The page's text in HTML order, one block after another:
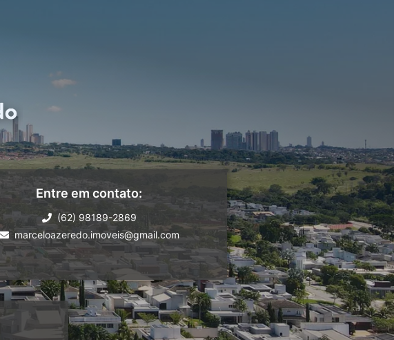
Entre em contato:
(62) 98189-2869
marceloazeredo.imoveis@gmail.com